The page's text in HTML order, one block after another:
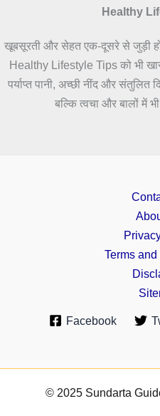
Healthy
खूबसूरती और सेहत एक-दूसरे से जुड़ी
Healthy Lifestyle Tips को भी
पर्याप्त पानी, अच्छी नींद और संतुलित
बल्कि त्वचा और बालों में
Terms
Facebook
© 2025 Sundarta